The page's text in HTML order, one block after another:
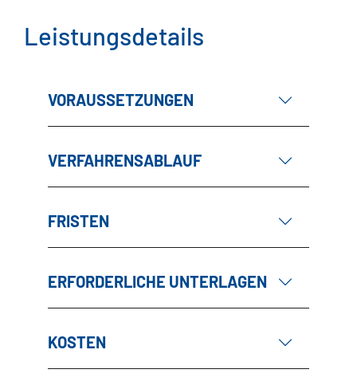
Leistungsdetails
VORAUSSETZUNGEN
VERFAHRENSABLAUF
FRISTEN
ERFORDERLICHE UNTERLAGEN
KOSTEN